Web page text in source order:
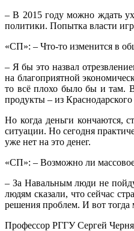
– В 2015 году можно ждать
политики. Попытка власти
«СП»: – Что-то изменится в
– Я бы это назвал
на благоприятной
то всё плохо было бы и там.
продукты – из
Но когда деньги кончаются,
ситуации. Но сегодня
уже нет на это денег.
«СП»: – Возможно ли
– За Навальным люди не
людям сказали, что сейчас
решения проблем. И вот тогда
Профессор РГГУ Сергей